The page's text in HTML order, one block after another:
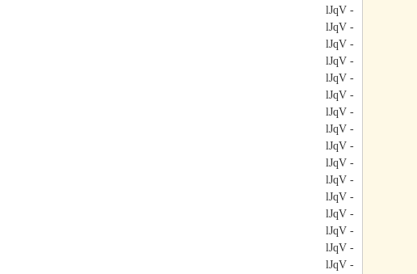
- lJqV
- lJqV
- lJqV
- lJqV
- lJqV
- lJqV
- lJqV
- lJqV
- lJqV
- lJqV
- lJqV
- lJqV
- lJqV
- lJqV
- lJqV
- lJqV